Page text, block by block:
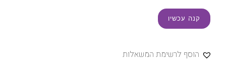
קנה עכשיו
הוסף לרשימת המשאלות